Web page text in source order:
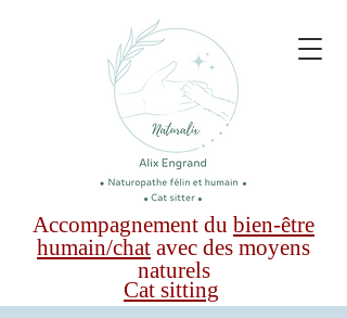
Accompagnement du bien-être
humain/chat avec des moyens
naturels
Cat sitting